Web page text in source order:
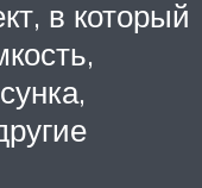
в который